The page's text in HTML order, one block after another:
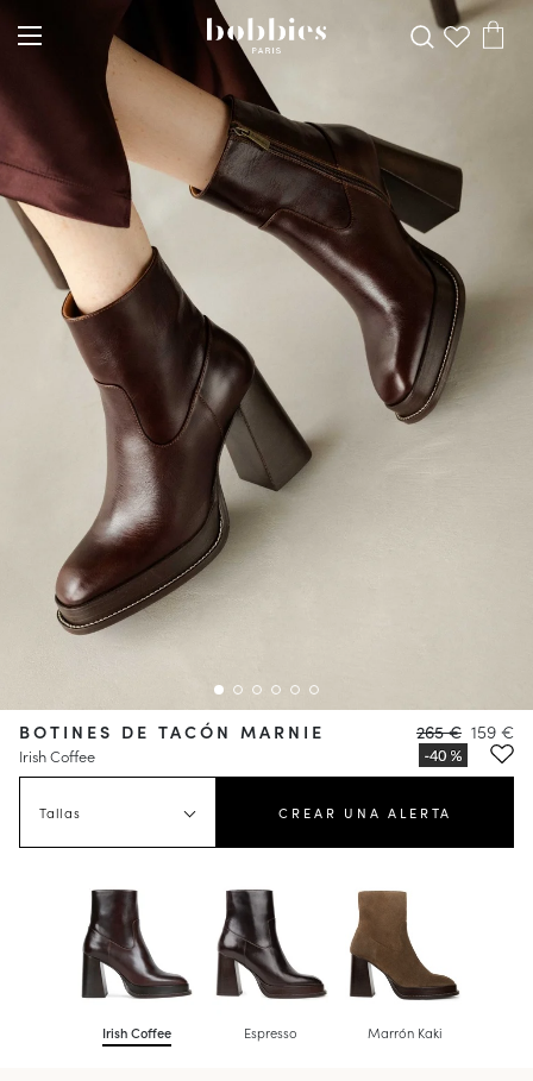
BOTINES DE TACÓN MARNIE
Irish Coffee
265 € 159 €
Tallas CREAR UNA ALERTA
Irish Coffee Espresso Marrón Kaki